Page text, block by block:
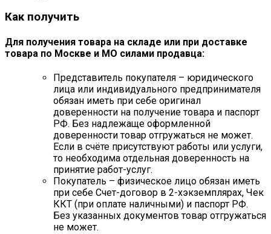
Как получить
Для получения товара на складе или при доставке
товара по Москве и МО силами продавца:
Представитель покупателя – юридического
лица или индивидуального предпринимателя
обязан иметь при себе оригинал
доверенности на получение товара и паспорт
РФ. Без надлежаще оформленной
доверенности товар отгружаться не может.
Если в счёте присутствуют работы или услуги,
то необходима отдельная доверенность на
принятие работ-услуг.
Покупатель – физическое лицо обязан иметь
при себе Счет-договор в 2-хэкземплярах, Чек
ККТ (при оплате наличными) и паспорт РФ.
Без указанных документов товар отгружаться
не может.